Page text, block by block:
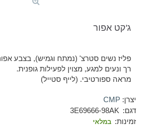
ג'קט אפור
פליז נשים סטרצ' (נמתח וגמיש), בצבע
רך ונעים למגע, מצוין לפעילות גופנית.
מראה ספורטיבי. (לייף סטייל)
יצרן: CMP
דגם: 3E69666-98AK
זמינות: במלאי